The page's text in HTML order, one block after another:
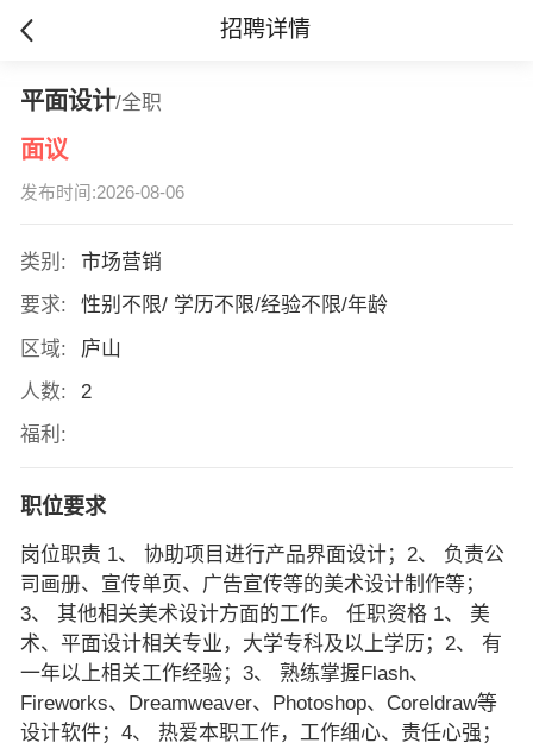
招聘详情
平面设计/全职
面议
发布时间:2026-08-06
类别:
市场营销
要求:
性别不限/ 学历不限/经验不限/年龄
区域:
庐山
人数:
2
福利:
职位要求
岗位职责 1、 协助项目进行产品界面设计；2、 负责公
司画册、宣传单页、广告宣传等的美术设计制作等；
3、 其他相关美术设计方面的工作。 任职资格 1、 美
术、平面设计相关专业，大学专科及以上学历；2、 有
一年以上相关工作经验；3、 熟练掌握Flash、
Fireworks、Dreamweaver、Photoshop、Coreldraw等
设计软件；4、 热爱本职工作，工作细心、责任心强；